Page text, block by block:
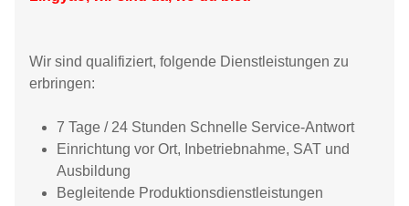
Wir sind qualifiziert, folgende Dienstleistungen zu
erbringen:
7 Tage / 24 Stunden Schnelle Service-Antwort
Einrichtung vor Ort, Inbetriebnahme, SAT und
Ausbildung
Begleitende Produktionsdienstleistungen